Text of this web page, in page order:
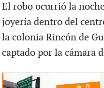
El robo ocurrió la
joyería dentro del
la colonia Rincón de
captado por la cámara